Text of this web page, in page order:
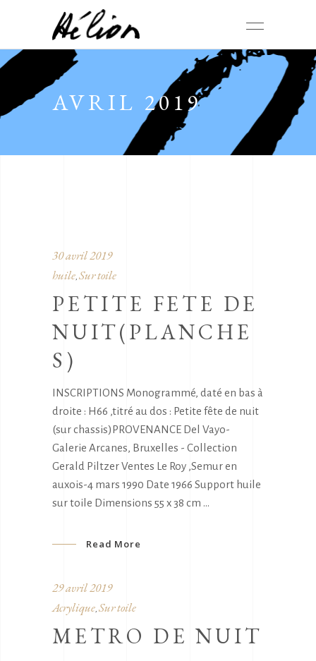
AVRIL 2019
30 avril 2019
huile, Sur toile
PETITE FETE DE
NUIT(PLANCHE
S)
INSCRIPTIONS Monogrammé, daté en bas à
droite : H66 ,titré au dos : Petite fête de nuit
(sur chassis)PROVENANCE Del Vayo-
Galerie Arcanes, Bruxelles - Collection
Gerald Piltzer Ventes Le Roy ,Semur en
auxois-4 mars 1990 Date 1966 Support huile
sur toile Dimensions 55 x 38 cm
Read More
29 avril 2019
Acrylique Sur toile
METRO DE NUIT